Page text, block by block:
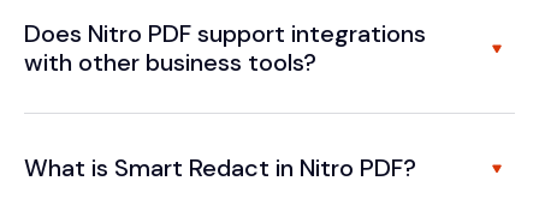
Does Nitro PDF support integrations
with other business tools?
What is Smart Redact in Nitro PDF?